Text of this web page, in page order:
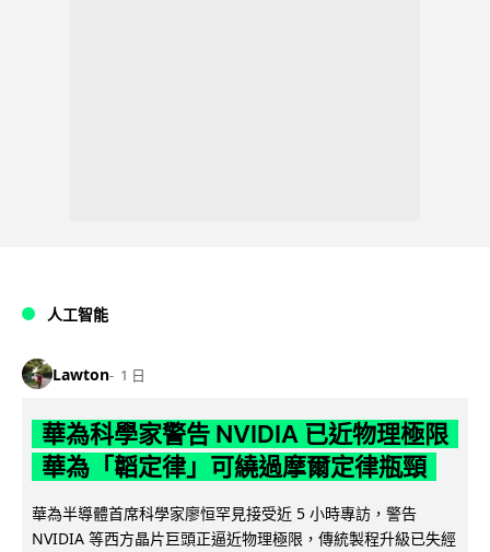
人工智能
Lawton 1 日
華為科學家警告 NVIDIA 已近物理極限
華為「韜定律」可繞過摩爾定律瓶頸
華為半導體首席科學家廖恒罕見接受近 5 小時專訪，警告
NVIDIA 等西方晶片巨頭正逼近物理極限，傳統製程升級已失經